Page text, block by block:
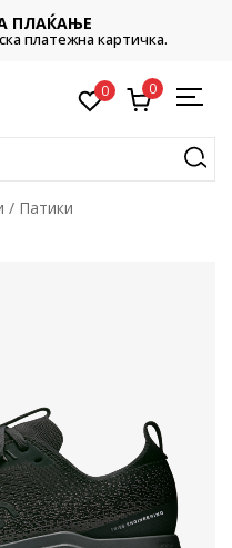
ПЛАЌАЊЕ
платежна картичка.
0 0
Патики